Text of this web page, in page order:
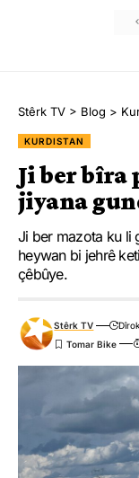
Stêrk TV > Blog >
KURDISTAN
Ji ber bîra
jiyana
Ji ber mazota ku li
heywan bi jehrê
çêbûye.
Stêrk TV